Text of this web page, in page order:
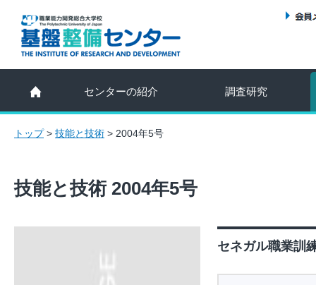
センターの紹介 調査研究
トップ> 技能と技術 > 2004年5号
技能と技術 2004年5号
セネガル職業訓